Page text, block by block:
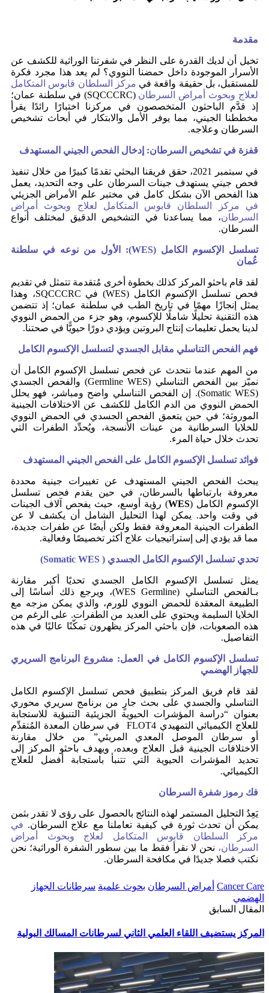
مقدمة
تخيل أن لديك القدرة على النظر في شفرتنا الوراثية للكشف عن
الأسرار الموجودة داخل حمضنا النووي؟ لم يعد هذا مجرد فكرة
للمستقبل، بل حقيقة واقعة في مركز السلطان قابوس المتكامل
لعلاج وبحوث أمراض السرطان
(SQCCCRC) في سلطنة عمان؛
إذ قدَّم الباحثون المتخصصون في مركزنا اختبارًا رائدًا يقرأ
مخططنا الجيني، مما يوفر الأمل والابتكار في أبحاث تشخيص
السرطان وعلاجه.
قفزة في تشخيص السرطان: إدخال الفحص الجيني المستهدف
في سبتمبر 2021، حقق فريقنا البحثي تقدمًا كبيرًا من خلال تنفيذ
فحص جيني يستهدف جينات السرطان على وجه التحديد، يعمل
هذا الفحص الآن بشكل كامل في مختبر علم الأمراض الجزيئي
في مركز السلطان قابوس المتكامل لعلاج وبحوث أمراض
السرطان، مما يساعدنا في التشخيص الدقيق لمختلف أنواع
السرطان.
تسلسل الإكسوم الكامل (WES): الأول من نوعه في سلطنة
عُمان
لقد قام باحثو المركز كذلك بخطوة أخرى مُتقدمة تتمثل في تقديم
فحص تسلسل الإكسوم الكامل (WES) في SQCCCRC، وهذا
يمثل إنجازًا مهمًا في تاريخ الطب في سلطنة عمان؛ إذ تتضمن
هذه التقنية تحليلًا شاملًا للإكسوم، وهو جزء من الحمض النووي
لدينا يحمل تعليمات إنتاج البروتين ويؤدي دورًا حيويًّا في صحتنا.
فهم الفحص التناسلي مقابل الجسدي لتسلسل الإكسوم الكامل
من المهم عندما نتحدث عن فحص تسلسل الإكسوم الكامل أن
نميّز بين الفحص التناسلي (Germline WES) والفحص الجسدي
(Somatic WES). إن الفحص التناسلي واضح ومباشر، فهو يحلل
الحمض النووي من الدم الكامل للكشف عن الاختلافات الجينية
الموروثة؛ في حين يتعمق الفحص الجسدي في الحمض النووي
للخلايا السرطانية من عينات الأنسجة، ويُحدِّد الطفرات التي
تحدث خلال حياة المرء.
فوائد تسلسل الإكسوم الكامل على الفحص الجيني المستهدف
يبحث الفحص الجيني المستهدف عن تغييرات جينية محددة
معروفة بارتباطها بالسرطان، في حين يقدم فحص تسلسل
الإكسوم الكامل (WES) رؤية أوسع، حيث يفحص آلاف الجينات
في وقت واحد. يمكن لهذا التحليل الشامل أن يكشف لا عن
الطفرات الجينية المعروفة فقط ولكن أيضًا عن طفرات جديدة،
مما قد يؤدي إلى إستراتيجيات علاج أكثر تخصيصًا وفعالية.
تحدي تسلسل الإكسوم الكامل الجسدي ( Somatic WES
)
يمثل تسلسل الإكسوم الكامل الجسدي تحديًا أكبر مقارنة
بـالفحص التناسلي (WES Germline)، ويرجع ذلك أساسًا إلى
الطبيعة المعقدة للحمض النووي للورم، والذي يمكن مزجه مع
الخلايا السليمة ويحتوي على العديد من الطفرات. على الرغم من
هذه الصعوبات، فإن باحثي المركز يظهرون تمكّنًا عاليًا في هذه
التفاصيل.
تسلسل الإكسوم الكامل في العمل: مشروع البرنامج السريري
للجهاز الهضمي
لقد قام فريق المركز بتطبيق فحص تسلسل الإكسوم الكامل
التناسلي والجسدي على بحث جارٍ من برنامج سريري محوري
بعنوان “دراسة المؤشرات الحيوية الجزيئية التنبؤية للاستجابة
للعلاج الكيميائي التمهيدي FLOT4 في سرطان المعدة المُتقدِّم
أو سرطان الموصل المعدي المريئي” من خلال مقارنة
الاختلافات الجينية قبل العلاج وبعده، ويهدف باحثو المركز إلى
تحديد المؤشرات الحيوية التي تتنبأ باستجابة أفضل للعلاج
الكيميائي.
فك رموز شفرة السرطان
يَعِدُ التحليل المستمر لهذه النتائج بالحصول على رؤى لا تقدر بثمن
يمكن أن تحدث ثورة في كيفية تعاملنا مع علاج السرطان. في
مركز السلطان قابوس المتكامل لعلاج وبحوث أمراض
السرطان، نحن لا نقرأ فقط ما بين سطور الشفرة الوراثية؛ نحن
نكتب فصلا جديدًا في مكافحة السرطان.
Cancer Care أمراض السرطان بحوث علمية سرطانات الجهاز
الهضمي
المقال السابق
المركز يستضيف اللقاء العلمي الثاني لسرطانات المسالك البولية